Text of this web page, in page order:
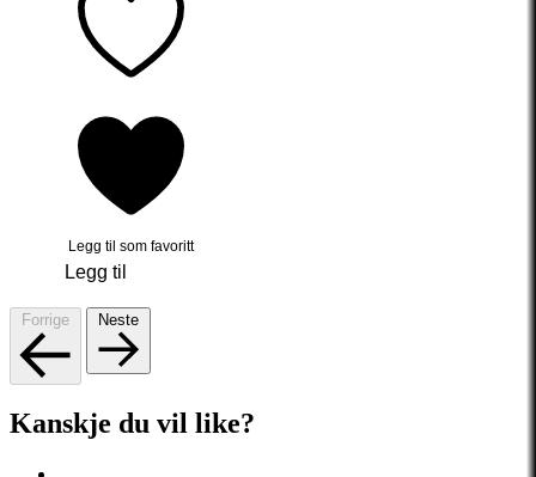
Legg til som favoritt
Legg til
Forrige Neste
Kanskje du vil like?